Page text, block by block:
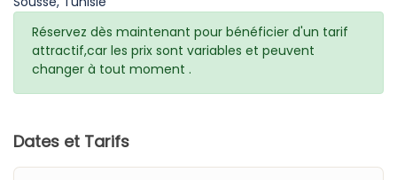
Réservez dès maintenant pour bénéficier d'un tarif
attractif,car les prix sont variables et peuvent
changer à tout moment .
Dates et Tarifs